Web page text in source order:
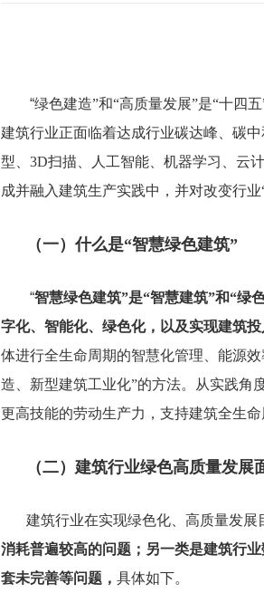
“绿色建造”和“高质量发展”是“十四
建筑行业正面临着达成行业碳达峰、碳
型、 3D扫描、人工智能、机器学习、云计
成并融入建筑生产实践中，并对改变行
（一）什么是“智慧绿色建筑”
“智慧绿色建筑”是“智慧建筑”和“绿
字化、智能化、绿色化，以及实现建筑
体进行全生命周期的智慧化管理、能源
造、新型建筑工业化”的方法。从实践角
更高技能的劳动生产力，支持建筑全生
（二）建筑行业绿色高质量发展
建筑行业在实现绿色化、高质量发展
消耗普遍较高的问题；另一类是建筑行
套未完善等问题 ， 具体如下。